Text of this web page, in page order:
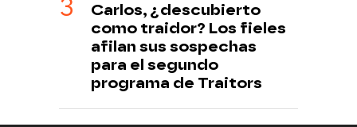
Carlos, ¿descubierto
como traidor? Los fieles
afilan sus sospechas
para el segundo
programa de Traitors